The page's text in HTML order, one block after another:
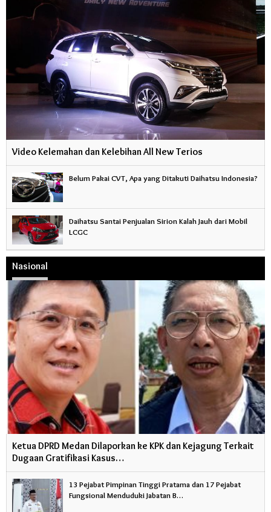
Video Kelemahan dan Kelebihan All New Terios
Belum Pakai CVT, Apa yang Ditakuti Daihatsu Indonesia?
Daihatsu Santai Penjualan Sirion Kalah Jauh dari Mobil
LCGC
Nasional
Ketua DPRD Medan Dilaporkan ke KPK dan Kejagung Terkait
Dugaan Gratifikasi Kasus…
13 Pejabat Pimpinan Tinggi Pratama dan 17 Pejabat
Fungsional Menduduki Jabatan B…